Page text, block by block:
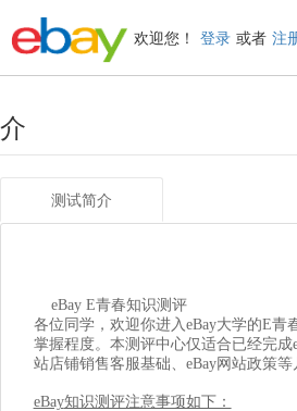
欢迎您！ 登录 或者 注
介
测试简介
eBay E青春知识测评
各位同学，欢迎你进入eBay大学的E青
掌握程度。本测评中心仅适合已经完成
站店铺销售客服基础、eBay网站政策
eBay知识测评注意事项如下：